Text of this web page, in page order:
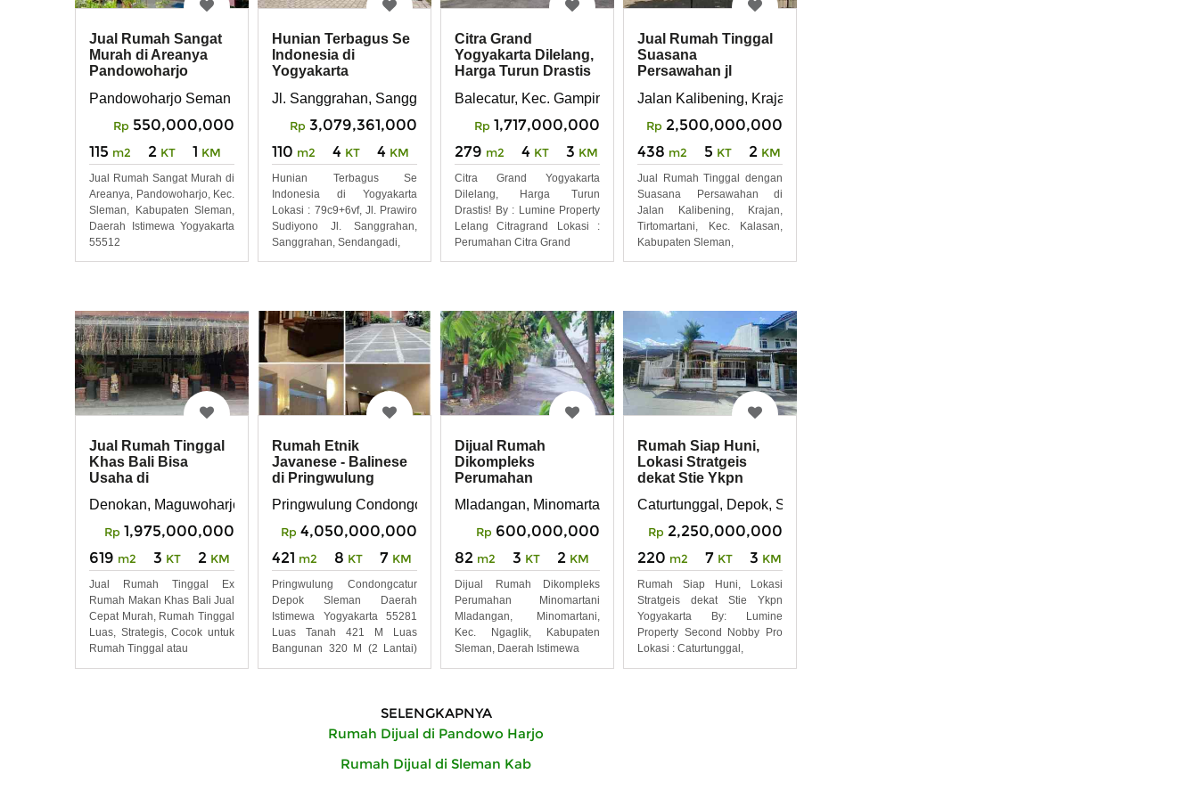
Jual Rumah Sangat
Murah di Areanya
Pandowoharjo
Pandowoharjo Seman Yogyakarta
Rp 550,000,000
115 m2 2 KT 1 KM
Jual Rumah Sangat Murah di
Areanya, Pandowoharjo, Kec.
Sleman, Kabupaten Sleman,
Daerah Istimewa Yogyakarta
55512
Hunian Terbagus Se
Indonesia di
Yogyakarta
Jl. Sanggrahan, Sanggrahan, Sendangadi, Kec. Mlati, Kabupaten Sleman, Daerah Istimewa Yogyakarta 55285
Rp 3,079,361,000
110 m2 4 KT 4 KM
Hunian Terbagus Se
Indonesia di Yogyakarta
Lokasi : 79c9+6vf, Jl. Prawiro
Sudiyono Jl. Sanggrahan,
Sanggrahan, Sendangadi,
Citra Grand
Yogyakarta Dilelang,
Harga Turun Drastis
Balecatur, Kec. Gamping, Kabupaten Sleman, Daerah Istimewa Yogyakarta
Rp 1,717,000,000
279 m2 4 KT 3 KM
Citra Grand Yogyakarta
Dilelang, Harga Turun
Drastis! By : Lumine Property
Lelang Citragrand Lokasi :
Perumahan Citra Grand
Jual Rumah Tinggal
Suasana
Persawahan jl
Yogyakarta
Jalan Kalibening, Krajan, Tirtomartani, Kec. Kalasan, Kabupaten Sleman, Daerah
Rp 2,500,000,000
438 m2 5 KT 2 KM
Jual Rumah Tinggal dengan
Suasana Persawahan di
Jalan Kalibening, Krajan,
Tirtomartani, Kec. Kalasan,
Kabupaten Sleman,
Jual Rumah Tinggal
Khas Bali Bisa
Usaha di
Yogyakarta
Denokan, Maguwoharjo, Kec. Depok, Kabupaten Sleman, Daerah Istimewa Yogyakarta 55282
Rp 1,975,000,000
619 m2 3 KT 2 KM
Jual Rumah Tinggal Ex
Rumah Makan Khas Bali Jual
Cepat Murah, Rumah Tinggal
Luas, Strategis, Cocok untuk
Rumah Tinggal atau
Rumah Etnik
Javanese - Balinese
di Pringwulung
Pringwulung Condongcatur Depok Sleman Daerah Istimewa Yogyakarta 55281
Rp 4,050,000,000
421 m2 8 KT 7 KM
Pringwulung Condongcatur
Depok Sleman Daerah
Istimewa Yogyakarta 55281
Luas Tanah 421 M Luas
Bangunan 320 M (2 Lantai)
Dijual Rumah
Dikompleks
Perumahan
Yogyakarta
Mladangan, Minomartani, Kec. Ngaglik, Kabupaten Sleman, Daerah Istimewa Yogyakarta 55581
Rp 600,000,000
82 m2 3 KT 2 KM
Dijual Rumah Dikompleks
Perumahan Minomartani
Mladangan, Minomartani,
Kec. Ngaglik, Kabupaten
Sleman, Daerah Istimewa
Rumah Siap Huni,
Lokasi Stratgeis
dekat Stie Ykpn
Caturtunggal, Depok, Sleman, Daerah Istimewa Yogyakarta.
Rp 2,250,000,000
220 m2 7 KT 3 KM
Rumah Siap Huni, Lokasi
Stratgeis dekat Stie Ykpn
Yogyakarta By: Lumine
Property Second Nobby Pro
Lokasi : Caturtunggal,
SELENGKAPNYA
Rumah Dijual di Pandowo Harjo
Rumah Dijual di Sleman Kab